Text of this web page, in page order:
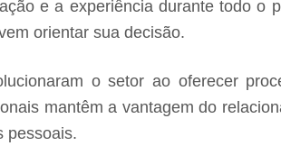
e a experiência durante todo o
orientar sua decisão.
o setor ao oferecer
mantêm a vantagem do
pessoais.